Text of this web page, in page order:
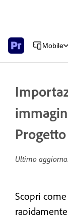
Mobile
Progetto
Ultimo
Scopri